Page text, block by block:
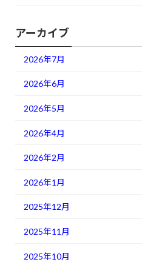
アーカイブ
2026年7月
2026年6月
2026年5月
2026年4月
2026年2月
2026年1月
2025年12月
2025年11月
2025年10月